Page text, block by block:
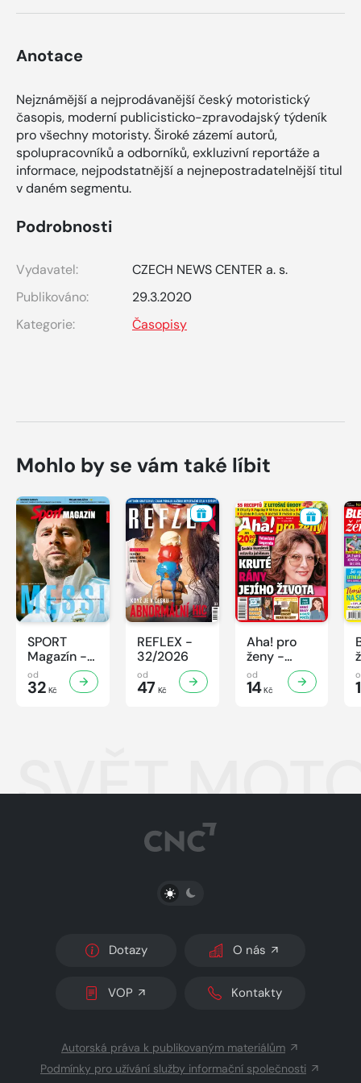
Anotace
Nejznámější a nejprodávanější český motoristický
časopis, moderní publicisticko-zpravodajský týdeník
pro všechny motoristy. Široké zázemí autorů,
spolupracovníků a odborníků, exkluzivní reportáže a
informace, nejpodstatnější a nejnepostradatelnější titul
v daném segmentu.
Podrobnosti
Vydavatel:
CZECH NEWS CENTER a. s.
Publikováno:
29.3.2020
Kategorie:
Časopisy
Mohlo by se vám také líbit
SPORT
Magazín -
32/2026
od
32 Kč
REFLEX -
32/2026
od
47 Kč
Aha! pro
ženy -
32/2026
od
14Kč
SVĚT
PŘEPNOUT SVĚTLÝ/TMAVÝ REŽIM
Dotazy O nás
VOP Kontakty
Autorská práva k publikovaným materiálům
Podmínky pro užívání služby informační společnosti